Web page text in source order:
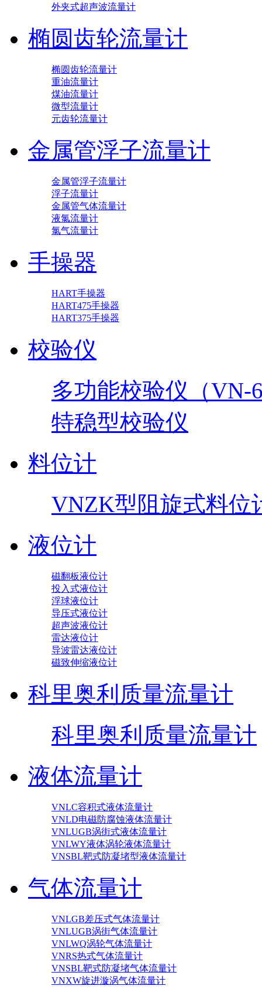
外夹式超声波流量计
椭圆齿轮流量计
椭圆齿轮流量计
重油流量计
煤油流量计
微型流量计
元齿轮流量计
金属管浮子流量计
金属管浮子流量计
浮子流量计
金属管气体流量计
液氯流量计
氯气流量计
手操器
HART手操器
HART475手操器
HART375手操器
校验仪
多功能校验仪（VN-
特稳型校验仪
料位计
VNZK型阻旋式料位
液位计
磁翻板液位计
投入式液位计
浮球液位计
导压式液位计
超声波液位计
雷达液位计
导波雷达液位计
磁致伸缩液位计
科里奥利质量流量计
科里奥利质量流量计
液体流量计
VNLC容积式液体流量计
VNLD电磁防腐蚀液体流量计
VNLUGB涡街式液体流量计
VNLWY液体涡轮液体流量计
VNSBL靶式防凝堵型液体流量计
气体流量计
VNLGB差压式气体流量计
VNLUGB涡街气体流量计
VNLWQ涡轮气体流量计
VNRS热式气体流量计
VNSBL靶式防凝堵气体流量计
VNXW旋进漩涡气体流量计